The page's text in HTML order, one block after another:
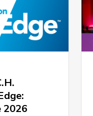
2026